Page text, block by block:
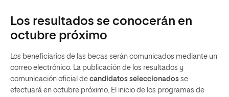
Los resultados se conocerán en
octubre próximo
Los beneficiarios de las becas serán comunicados mediante un
correo electrónico. La publicación de los resultados y
comunicación oficial de candidatos seleccionados se
efectuará en octubre próximo. El inicio de los programas de